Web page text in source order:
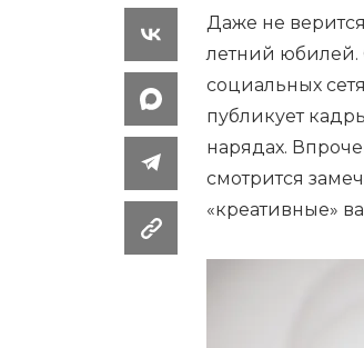
Даже не
летний юбилей.
социальных
публикует
нарядах.
смотрится
«креативные»